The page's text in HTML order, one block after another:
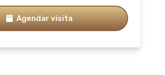
Agendar visita